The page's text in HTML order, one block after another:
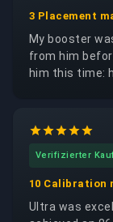
3 Placement
My booster
from him
him this time:
with him. I
Verifizierter
10 Calibration
Ultra was